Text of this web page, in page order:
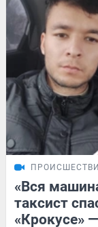
«Вся
таксист
«Крокусе»